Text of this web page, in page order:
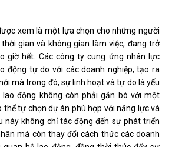
xem là một lựa chọn cho những người
gian và không gian làm việc, đang trở
giờ hết. Các công ty cung ứng nhân lực
động tự do với các doanh nghiệp, tạo ra
mà trong đó, sự linh hoạt và tự do là yếu
động không còn phải gắn bó với một
thể tự chọn dự án phù hợp với năng lực và
này không chỉ tác động đến sự phát triển
mà còn thay đổi cách thức các doanh